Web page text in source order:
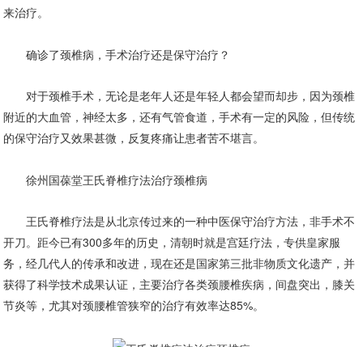
来治疗。
确诊了颈椎病，手术治疗还是保守治疗？
对于颈椎手术，无论是老年人还是年轻人都会望而却步，因为颈椎
附近的大血管，神经太多，还有气管食道，手术有一定的风险，但传统
的保守治疗又效果甚微，反复疼痛让患者苦不堪言。
徐州国葆堂王氏脊椎疗法治疗颈椎病
王氏脊椎疗法是从北京传过来的一种中医保守治疗方法，非手术不
开刀。距今已有300多年的历史，清朝时就是宫廷疗法，专供皇家服
务，经几代人的传承和改进，现在还是国家第三批非物质文化遗产，并
获得了科学技术成果认证，主要治疗各类颈腰椎疾病，间盘突出，膝关
节炎等，尤其对颈腰椎管狭窄的治疗有效率达85%。